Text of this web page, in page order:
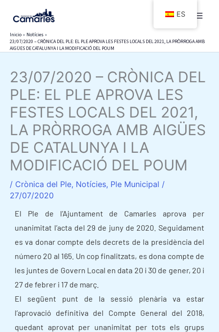
contenido
Inicio
Notícies
23/07/2020 – CRÒNICA DEL PLE: EL PLE APROVA LES FESTES LOCALS DEL 2021, LA PRÒRROGA AMB
AIGÜES DE CATALUNYA I LA MODIFICACIÓ DEL POUM
23/07/2020 – CRÒNICA DEL
PLE: EL PLE APROVA LES
FESTES LOCALS DEL 2021,
LA PRÒRROGA AMB AIGÜES
DE CATALUNYA I LA
MODIFICACIÓ DEL POUM
/ Crònica del Ple, Notícies, Ple Municipal /
27/07/2020
El Ple de l’Ajuntament de Camarles aprova per
unanimitat l’acta del 29 de juny de 2020. Seguidament
es va donar compte dels decrets de la presidència del
número 20 al 165. Un cop finalitzats, es dona compte de
les juntes de Govern Local en data 20 i 30 de gener, 20 i
27 de febrer i 17 de març.
El següent punt de la sessió plenària va estar
l’aprovació definitiva del Compte General del 2018,
quedant aprovat per unanimitat per tots els grups
ES